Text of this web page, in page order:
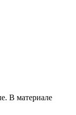
В материале